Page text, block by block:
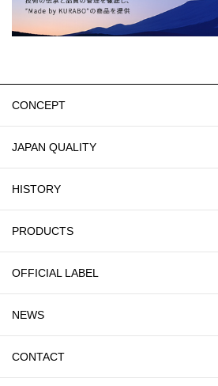
CONCEPT
JAPAN QUALITY
HISTORY
PRODUCTS
OFFICIAL LABEL
NEWS
CONTACT